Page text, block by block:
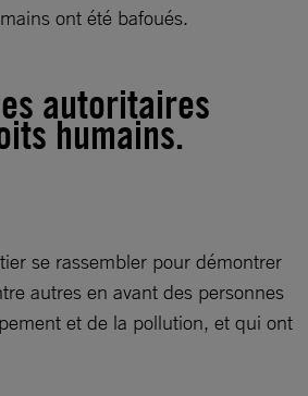
ont été bafoués.
autoritaires
humains.
se rassembler pour démontrer
autres en avant des personnes
et de la pollution, et qui ont